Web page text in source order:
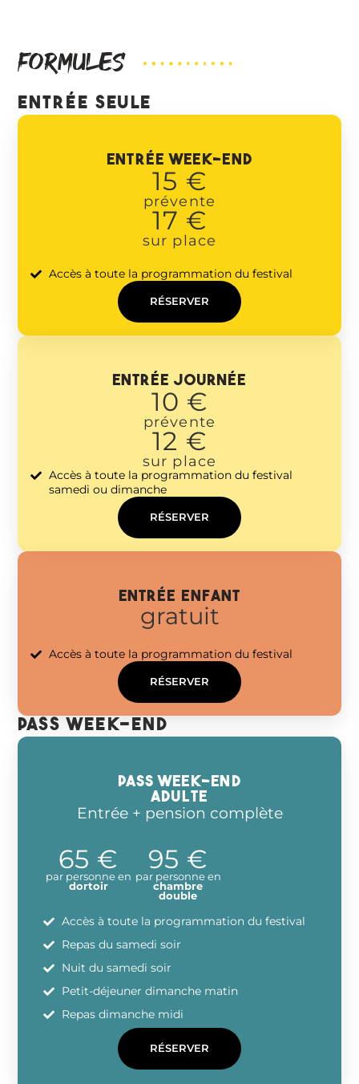
formules
entrée seule
entrée week-end
15 €
prévente
17 €
sur place
Accès à toute la programmation du festival
RÉSERVER
entrée JOURNÉE
10 €
prévente
12 €
sur place
Accès à toute la programmation du festival
samedi ou dimanche
RÉSERVER
entrée Enfant
gratuit
Accès à toute la programmation du festival
RÉSERVER
pass week-end
PASS week-end
adulte
Entrée + pension complète
65 €
par personne en
dortoir
95 €
par personne en
chambre
double
Accès à toute la programmation du festival
Repas du samedi soir
Nuit du samedi soir
Petit-déjeuner dimanche matin
Repas dimanche midi
RÉSERVER